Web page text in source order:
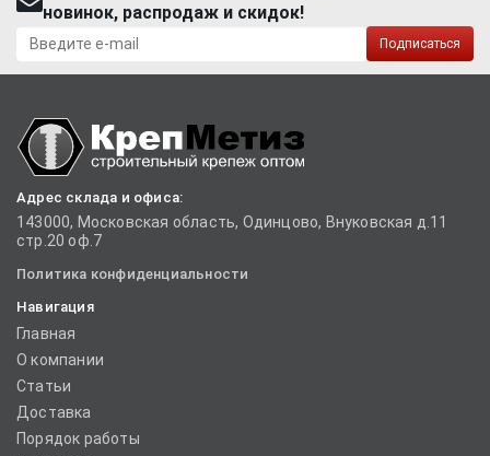
новинок, распродаж и скидок!
Подписаться
Адрес склада и офиса:
143000, Московская область, Одинцово, Внуковская д.11
стр.20 оф.7
Политика конфиденциальности
Навигация
Главная
О компании
Статьи
Доставка
Порядок работы